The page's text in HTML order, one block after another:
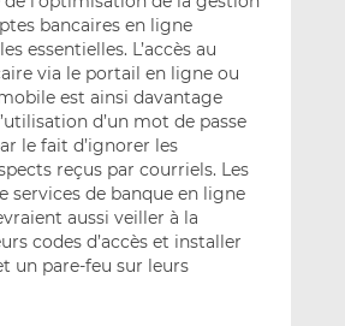
bancaires en ligne
essentielles. L’accès au
via le portail en ligne ou
est ainsi davantage
d’un mot de passe
le fait d’ignorer les
reçus par courriels. Les
services de banque en ligne
aussi veiller à la
codes d’accès et installer
un pare-feu sur leurs